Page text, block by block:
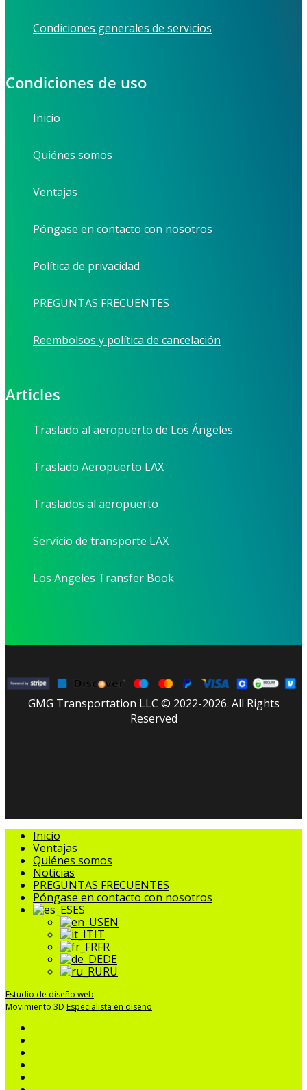
Condiciones generales de servicios
Condiciones de uso
Inicio
Quiénes somos
Ventajas
Póngase en contacto con nosotros
Política de privacidad
PREGUNTAS FRECUENTES
Reembolsos y política de cancelación
Articles
Traslado al aeropuerto de Los Ángeles
Traslado Aeropuerto LAX
Traslados al aeropuerto
Servicio de transporte LAX
Los Angeles Transfer Book
GMG Transportation LLC © 2022-2026. All Rights
Reserved
Cerrar
Menú
Inicio
Ventajas
Quiénes somos
Noticias
PREGUNTAS FRECUENTES
Póngase en contacto con nosotros
ES
EN
IT
FR
DE
RU
Estudio de diseño web
Movimiento 3D Especialista en diseño